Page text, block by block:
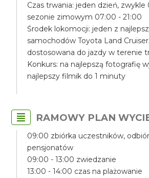
Czas trwania: jeden dzień, zwykle
sezonie zimowym 07:00 - 21:00
Środek lokomocji: jeden z
samochodów Toyota Land
dostosowana do jazdy w terenie
Konkurs: na najlepszą fotografię
najlepszy filmik do 1 minuty
RAMOWY PLAN
09:00 zbiórka uczestników,
pensjonatów
09:00 - 13:00 zwiedzanie
13:00 - 14:00 czas na plażowanie